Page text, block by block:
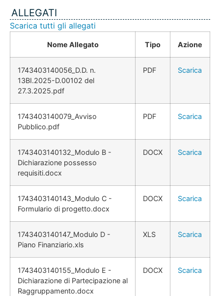
ALLEGATI
Scarica tutti gli allegati
Nome Allegato Tipo Azione
1743403140056_D.D. n.
13BI.2025-D.00102 del
27.3.2025.pdf
PDF Scarica
1743403140079_Avviso
Pubblico.pdf
PDF Scarica
1743403140132_Modulo B -
Dichiarazione possesso
requisiti.docx
DOCX Scarica
1743403140143_Modulo C -
Formulario di progetto.docx
DOCX Scarica
1743403140147_Modulo D -
Piano Finanziario.xls
XLS Scarica
1743403140155_Modulo E -
Dichiarazione di Partecipazione al
Raggruppamento.docx
DOCX Scarica